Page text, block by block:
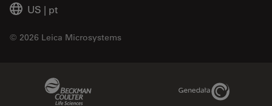
US | pt
© 2026 Leica Microsystems
Genedata Link